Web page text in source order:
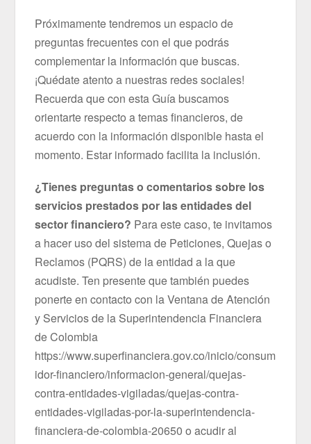
Próximamente tendremos un espacio de
preguntas frecuentes con el que podrás
complementar la información que buscas.
¡Quédate atento a nuestras redes sociales!
Recuerda que con esta Guía buscamos
orientarte respecto a temas financieros, de
acuerdo con la información disponible hasta el
momento. Estar informado facilita la inclusión.
¿Tienes preguntas o comentarios sobre los
servicios prestados por las entidades del
sector financiero? Para este caso, te invitamos
a hacer uso del sistema de Peticiones, Quejas o
Reclamos (PQRS) de la entidad a la que
acudiste. Ten presente que también puedes
ponerte en contacto con la Ventana de Atención
y Servicios de la Superintendencia Financiera
de Colombia
https://www.superfinanciera.gov.co/inicio/consum
idor-financiero/informacion-general/quejas-
contra-entidades-vigiladas/quejas-contra-
entidades-vigiladas-por-la-superintendencia-
financiera-de-colombia-20650 o acudir al